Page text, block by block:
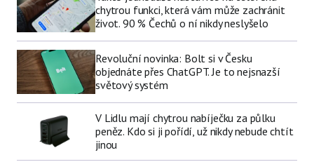
chytrou funkci, která vám může zachránit
život. 90 % Čechů o ní nikdy neslyšelo
Revoluční novinka: Bolt si v Česku
objednáte přes ChatGPT. Je to nejsnazší
světový systém
V Lidlu mají chytrou nabíječku za půlku
peněz. Kdo si ji pořídí, už nikdy nebude chtít
jinou